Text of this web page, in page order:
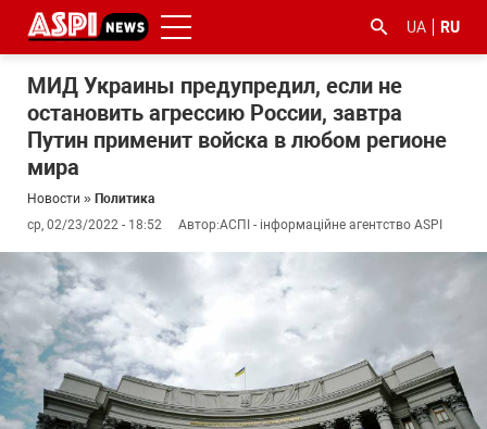
UA RU
МИД Украины предупредил, если не
остановить агрессию России, завтра
Путин применит войска в любом регионе
мира
Новости » Политика
ср, 02/23/2022 - 18:52
Автор:АСПІ - інформаційне агентство ASPI
з
корупцією